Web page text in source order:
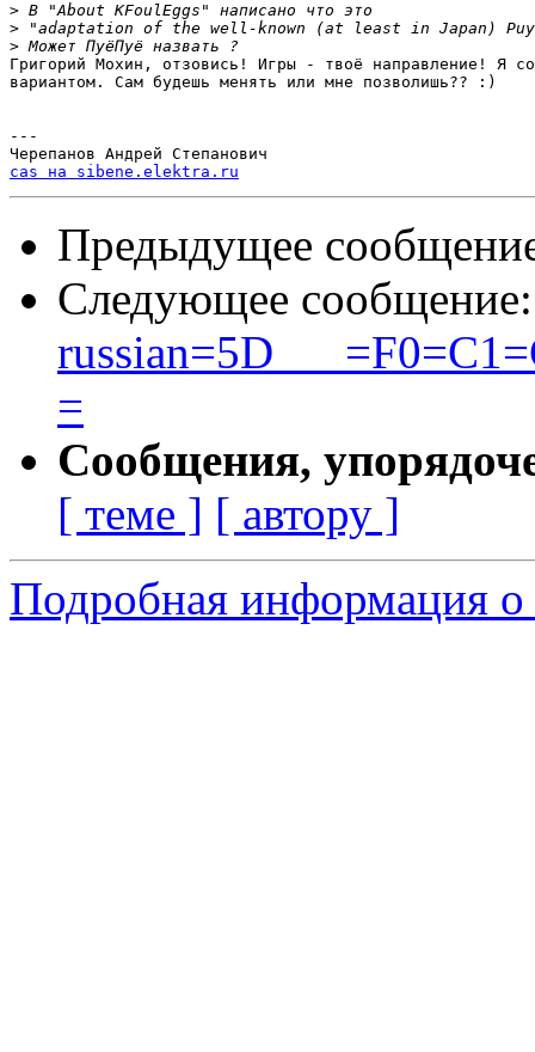
>
>
>
Григорий Мохин, отзовись! Игры - твоё направление! Я
вариантом. Сам будешь менять или мне позволишь?? :)
---
cas на sibene.elektra.ru
Предыдущее
Следующее
=
Сообщения,
[ теме ] [ автору ]
Подробная информация о